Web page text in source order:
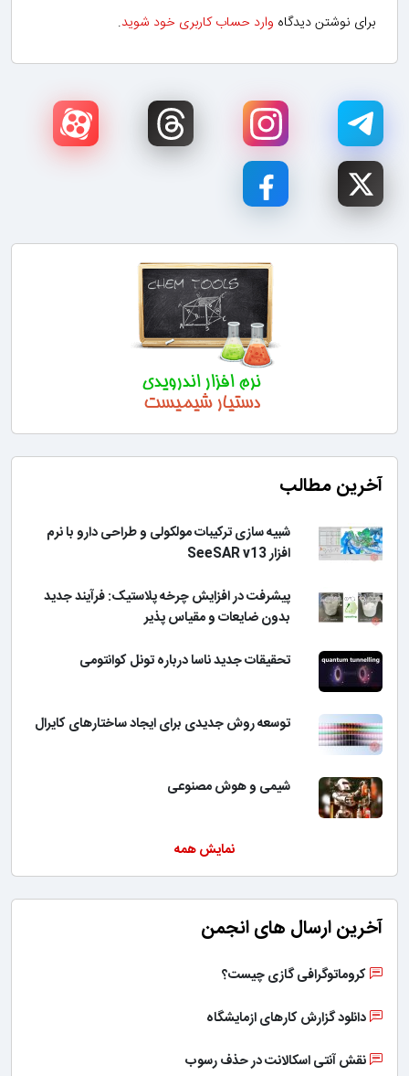
برای نوشتن دیدگاه وارد حساب کاربری خود شوید.
آخرین مطالب
شبیه سازی ترکیبات مولکولی و طراحی دارو با نرم
افزار SeeSAR v13
پیشرفت در افزایش چرخه پلاستیک: فرآیند جدید
بدون ضایعات و مقیاس پذیر
تحقیقات جدید ناسا درباره تونل کوانتومی
توسعه روش جدیدی برای ایجاد ساختارهای کایرال
شیمی و هوش مصنوعی
نمایش همه
آخرین ارسال های انجمن
کروماتوگرافی گازی چیست؟
دانلود گزارش کارهای ازمایشگاه
نقش آنتی اسکالانت در حذف رسوب